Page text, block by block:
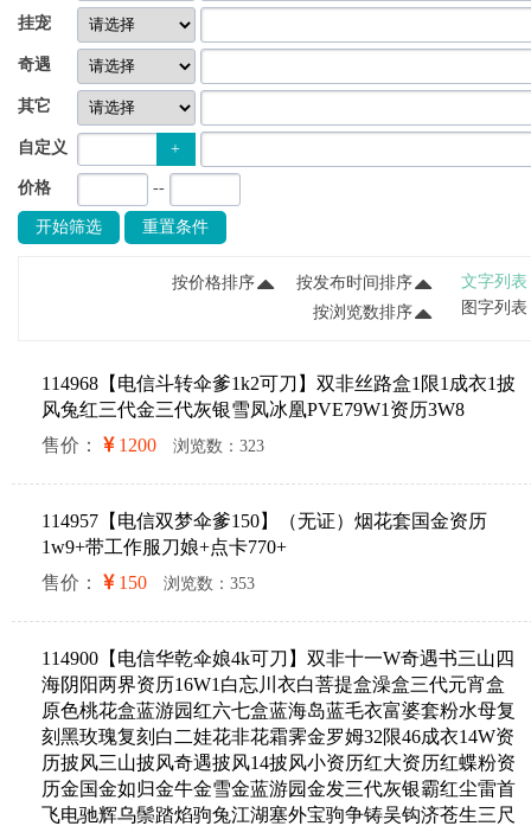
挂宠
奇遇
其它
自定义 +
价格 --
开始筛选 重置条件
按价格排序
按发布时间排序
按浏览数排序
文字列表
图字列表
114968【电信斗转伞爹1k2可刀】双非丝路盒1限1成衣1披
风兔红三代金三代灰银雪凤冰凰PVE79W1资历3W8
售价：
1200 浏览数：323
114957【电信双梦伞爹150】（无证）烟花套国金资历
1w9+带工作服刀娘+点卡770+
售价：
150 浏览数：353
114900【电信华乾伞娘4k可刀】双非十一W奇遇书三山四
海阴阳两界资历16W1白忘川衣白菩提盒澡盒三代元宵盒
原色桃花盒蓝游园红六七盒蓝海岛蓝毛衣富婆套粉水母复
刻黑玫瑰复刻白二娃花非花霜霁金罗姆32限46成衣14W资
历披风三山披风奇遇披风14披风小资历红大资历红蝶粉资
历金国金如归金牛金雪金蓝游园金发三代灰银霸红尘雷首
飞电驰辉乌鬃踏焰驹兔江湖塞外宝驹争铸吴钩济苍生三尺